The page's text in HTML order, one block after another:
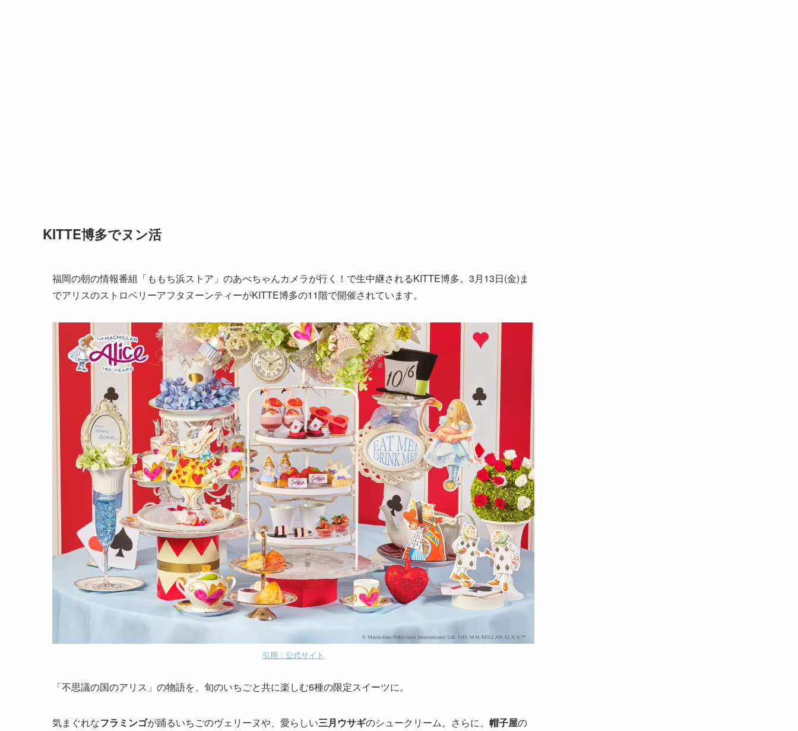
KITTE博多でヌン活
福岡の朝の情報番組「ももち浜ストア」のあべちゃんカメラが行く！で生中継されるKITTE博多。3月13日(金)ま
でアリスのストロベリーアフタヌーンティーがKITTE博多の11階で開催されています。
引用：公式サイト
「不思議の国のアリス」の物語を、旬のいちごと共に楽しむ6種の限定スイーツに。
気まぐれなフラミンゴが踊るいちごのヴェリーヌや、愛らしい三月ウサギのシュークリーム。さらに、 帽子屋の